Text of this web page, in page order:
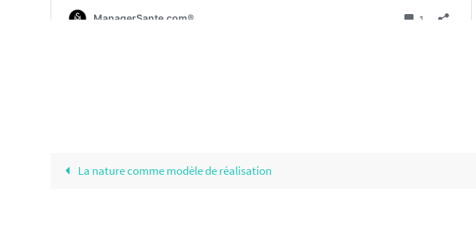
La nature comme modèle de réalisation